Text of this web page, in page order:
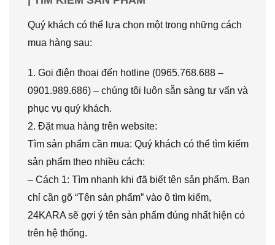
Quý khách có thể lựa chọn một trong những cách
mua hàng sau:
1. Gọi điện thoại đến hotline (0965.768.688 –
0901.989.686) – chúng tôi luôn sẵn sàng tư vấn và
phục vụ quý khách.
2. Đặt mua hàng trên website:
Tìm sản phẩm cần mua: Quý khách có thể tìm kiếm
sản phẩm theo nhiều cách:
– Cách 1: Tìm nhanh khi đã biết tên sản phẩm. Bạn
chỉ cần gõ “Tên sản phẩm” vào ô tìm kiếm,
24KARA sẽ gợi ý tên sản phẩm đúng nhất hiện có
trên hệ thống.